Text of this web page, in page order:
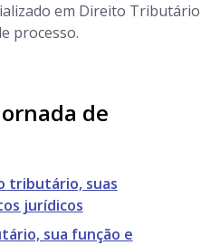
em Direito Tributário
processo.
de
tributário, suas
jurídicos
sua função e